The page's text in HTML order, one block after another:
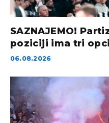
SAZNAJEMO!
poziciji ima tri
06.08.2026